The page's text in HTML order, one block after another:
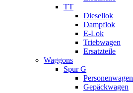
TT
Diesellok
Dampflok
E-Lok
Triebwagen
Ersatzteile
Waggons
Spur G
Personenwagen
Gepäckwagen